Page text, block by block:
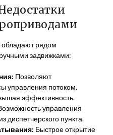
обладают рядом
задвижками:
Позволяют
управления потоком,
эффективность.
управления
диспетчерского пункта.
Быстрое открытие